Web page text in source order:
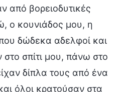
από βορειοδυτικές
ο κουνιάδος μου, η
δώδεκα αδελφοί και
σπίτι μου, πάνω στο
δίπλα τους από ένα
όλοι κρατούσαν στα